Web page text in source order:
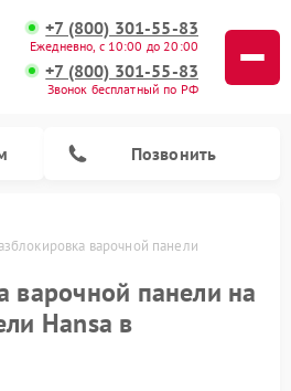
+7 (800) 301-55-83
Ежедневно, с 10:00 до 20:00
+7 (800) 301-55-83
Звонок бесплатный по РФ
Позвонить
варочной панели
варочной панели на
Hansa в